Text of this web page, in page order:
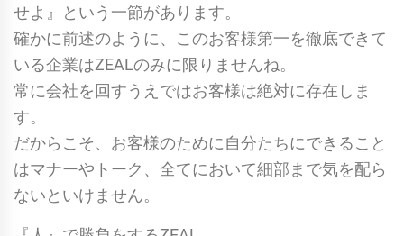
せよ』という一節があります。
確かに前述のように、このお客様第一を徹底できて
いる企業はZEALのみに限りませんね。
常に会社を回すうえではお客様は絶対に存在しま
す。
だからこそ、お客様のために自分たちにできること
はマナーやトーク、全てにおいて細部まで気を配ら
ないといけません。